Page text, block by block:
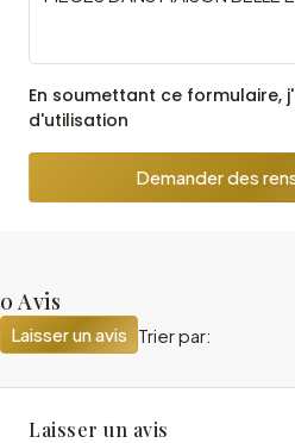
En soumettant ce formulaire,
d'utilisation
Demander des
0 Avis
Trier par:
Laisser un avis
Laisser un avis